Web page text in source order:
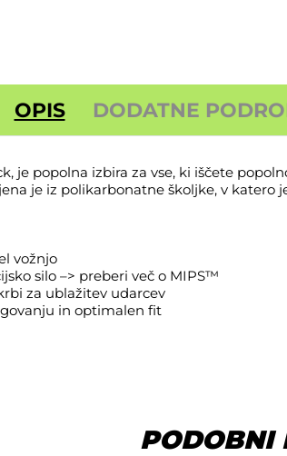
OPIS DODATNE
je popolna izbira za vse, ki iščete
je iz polikarbonatne školjke, v
vožnjo
silo –> preberi več o MIPS™
za ublažitev udarcev
in optimalen fit
PODOBNI